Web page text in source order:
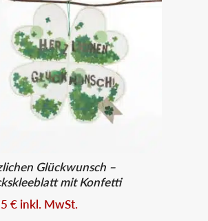
Glückwunsch –
mit Konfetti
€ inkl. MwSt.